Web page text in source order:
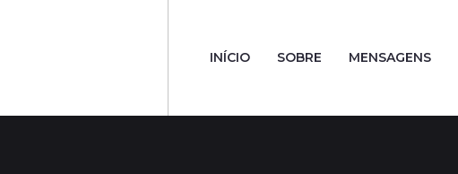
INÍCIO SOBRE MENSAGENS